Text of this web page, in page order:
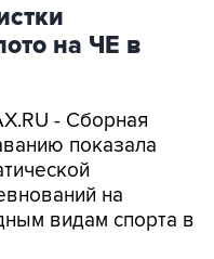
на ЧЕ в
- Сборная
показала
на
видам спорта в